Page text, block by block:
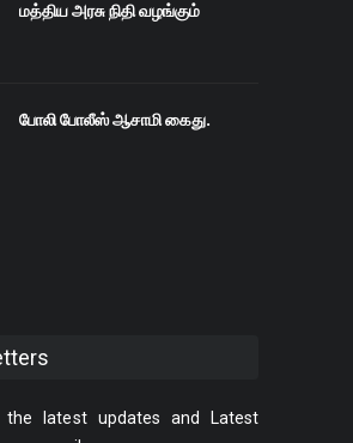
மத்திய அரசு நிதி வழங்கும்
போலி போலீஸ் ஆசாமி கைது.
the latest updates and Latest